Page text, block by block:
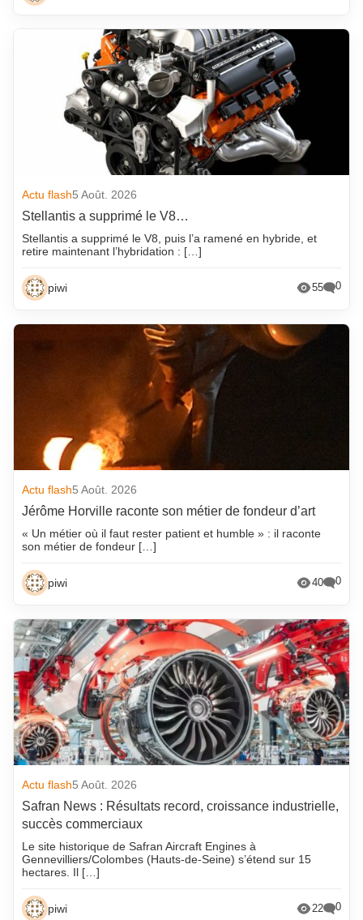
Actu flash5 Août. 2026
Stellantis a supprimé le V8…
Stellantis a supprimé le V8, puis l’a ramené en hybride, et
retire maintenant l’hybridation : […]
piwi 55 0
Actu flash5 Août. 2026
Jérôme Horville raconte son métier de fondeur d’art
« Un métier où il faut rester patient et humble » : il raconte
son métier de fondeur […]
piwi 40 0
Actu flash5 Août. 2026
Safran News : Résultats record, croissance industrielle,
succès commerciaux
Le site historique de Safran Aircraft Engines à
Gennevilliers/Colombes (Hauts-de-Seine) s’étend sur 15
hectares. Il […]
piwi 22 0